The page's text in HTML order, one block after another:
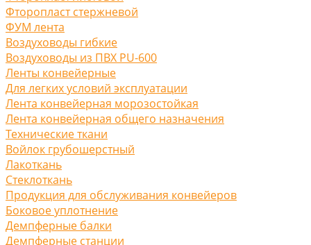
Фторопласт стержневой
ФУМ лента
Воздуховоды гибкие
Воздуховоды из ПВХ PU-600
Ленты конвейерные
Для легких условий эксплуатации
Лента конвейерная морозостойкая
Лента конвейерная общего назначения
Технические ткани
Войлок грубошерстный
Лакоткань
Стеклоткань
Продукция для обслуживания конвейеров
Боковое уплотнение
Демпферные балки
Демпферные станции